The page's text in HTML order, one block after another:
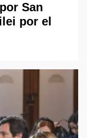
San
por el